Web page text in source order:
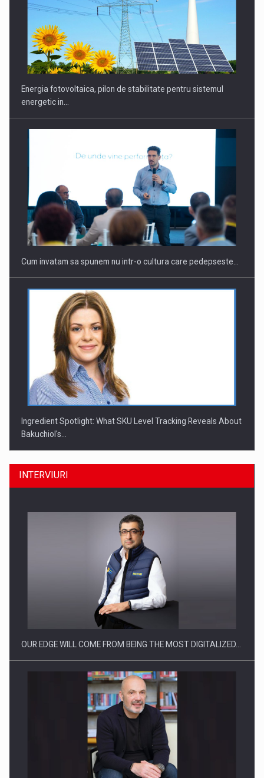
CEO Conference - Shaping The Future - Technology and…
Webinar - Business Evolution-RETHINK STRATEGY-Finantare
Investitii Digitalizare
Energia fotovoltaica, pilon de stabilitate pentru sistemul
energetic in…
Cum invatam sa spunem nu intr-o cultura care pedepseste…
Ingredient Spotlight: What SKU Level Tracking Reveals About
Bakuchiol's…
Producatorii si comerciantii care nu se supun noilor
Proteinmaxxing and the Future of Protein Demand
INTERVIURI
OUR EDGE WILL COME FROM BEING THE MOST DIGITALIZED…